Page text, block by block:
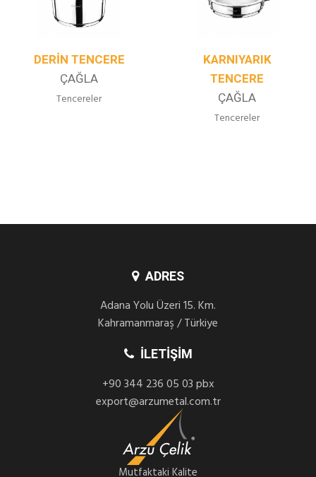
DERIN TENCERE
ÇAĞLA
Tencereler
KARNIYARIK
TENCERE
ÇAĞLA
Tencereler
ADRES
Adana Yolu Üzeri 15. Km.
Kahramanmaraş / Türkiye
İLETIŞIM
+90 344 236 05 03 pbx
export@arzumetal.com.tr